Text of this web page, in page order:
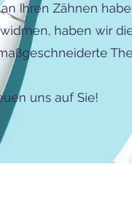
Ihren Zähnen
haben wir
uns auf Sie!